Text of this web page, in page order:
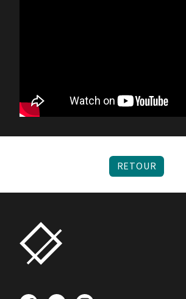
RETOUR